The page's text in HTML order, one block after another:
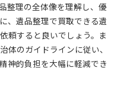
整理の全体像を理解し、優
、遺品整理で買取できる遺
頼すると良いでしょう。ま
体のガイドラインに従い、
神的負担を大幅に軽減でき